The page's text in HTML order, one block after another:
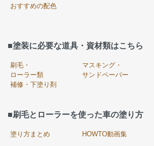
おすすめの配色
■塗装に必要な道具・資材類はこちら
刷毛・
ローラー類
マスキング・
サンドペーパー
補修・下塗り剤
■刷毛とローラーを使った車の塗り方
塗り方まとめ HOWTO動画集